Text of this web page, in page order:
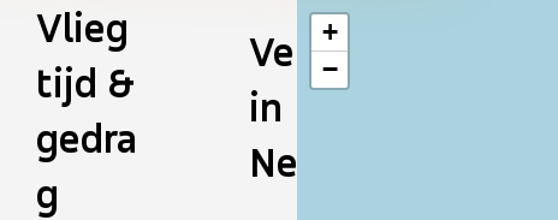
Vlieg
tijd &
gedra
g
Verspreiding
in
Nederland
+
−